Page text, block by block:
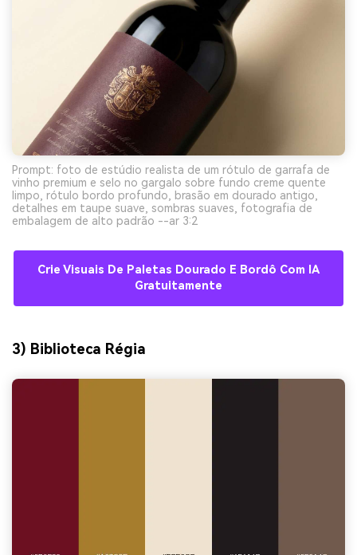
Prompt: foto de estúdio realista de um rótulo de garrafa de
vinho premium e selo no gargalo sobre fundo creme quente
limpo, rótulo bordo profundo, brasão em dourado antigo,
detalhes em taupe suave, sombras suaves, fotografia de
embalagem de alto padrão --ar 3:2
Crie Visuais De Paletas Dourado E Bordô Com IA
Gratuitamente
3) Biblioteca Régia